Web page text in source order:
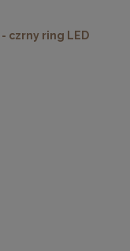
- czrny ring LED